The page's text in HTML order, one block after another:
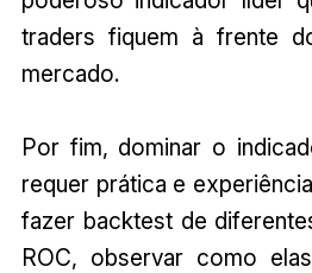
traders fiquem à frente
mercado.
Por fim, dominar o
requer prática e
fazer backtest de
ROC, observar como